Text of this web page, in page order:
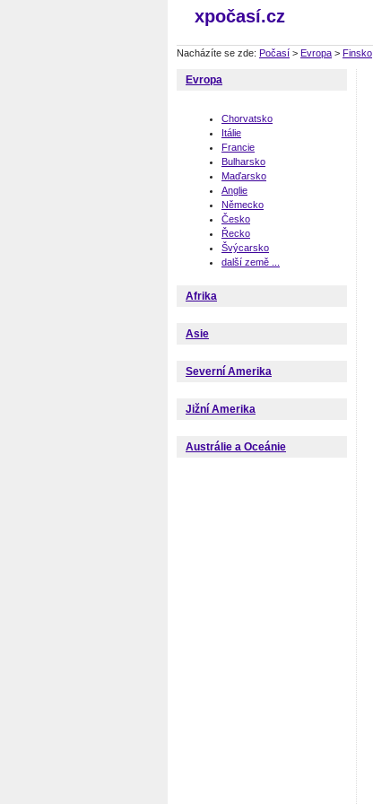
xpočasí.cz
Nacházíte se zde: Počasí > Evropa > Finsko
Evropa
Chorvatsko
Itálie
Francie
Bulharsko
Maďarsko
Anglie
Německo
Česko
Řecko
Švýcarsko
další země ...
Afrika
Asie
Severní Amerika
Jižní Amerika
Austrálie a Oceánie